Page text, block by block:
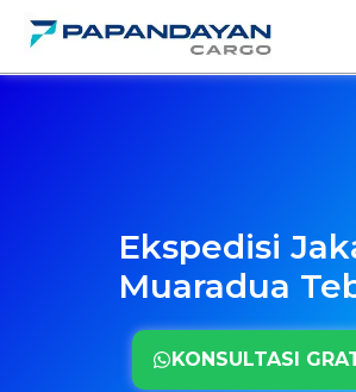
Lewati
konten
Ekspedisi
Muaradua
KONSULTASI